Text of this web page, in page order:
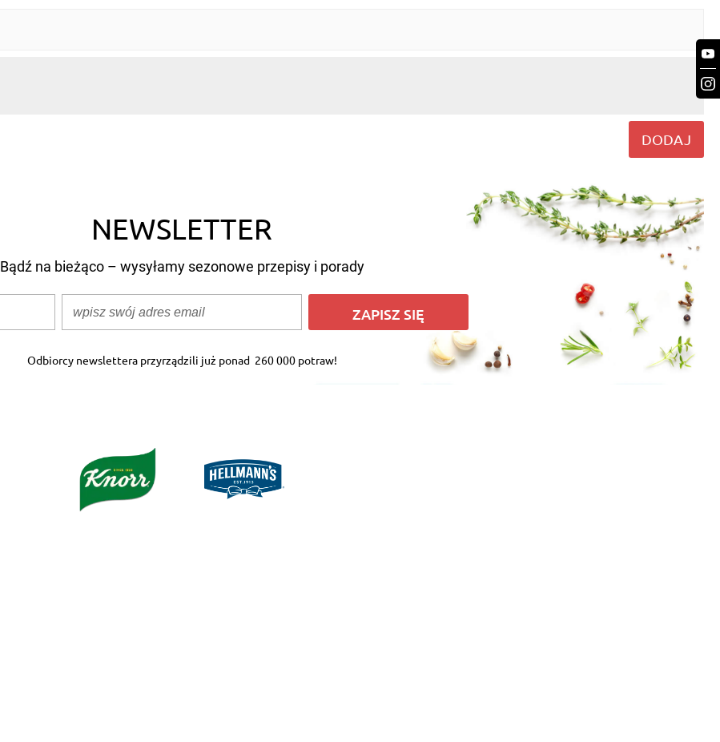
DODAJ
NEWSLETTER
Bądź na bieżąco – wysyłamy sezonowe przepisy i porady
ZAPISZ SIĘ
Odbiorcy newslettera przyrządzili już ponad 260 000 potraw!